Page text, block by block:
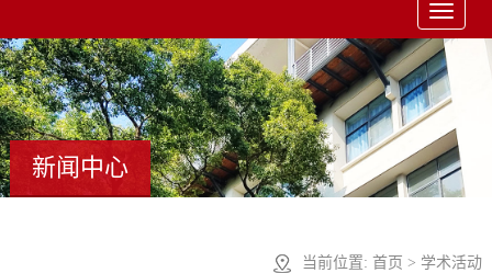
Toggle
新闻中心
当前位置:首页 > 学术活动